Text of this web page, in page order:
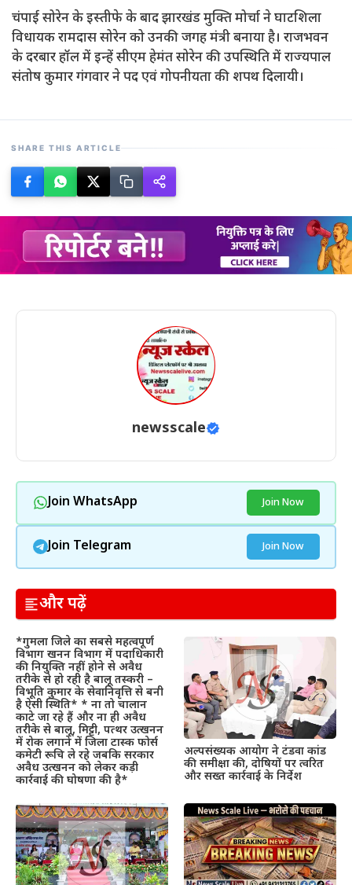
चंपाई सोरेन के इस्तीफे के बाद झारखंड मुक्ति मोर्चा ने घाटशिला
विधायक रामदास सोरेन को उनकी जगह मंत्री बनाया है। राजभवन
के दरबार हॉल में इन्हें सीएम हेमंत सोरेन की उपस्थिति में राज्यपाल
संतोष कुमार गंगवार ने पद एवं गोपनीयता की शपथ दिलायी।
SHARE THIS ARTICLE
newsscale
Join WhatsApp Join Now
Join Telegram Join Now
और पढ़ें
*गुमला जिले का सबसे महत्वपूर्ण
विभाग खनन विभाग में पदाधिकारी
की नियुक्ति नहीं होने से अवैध
तरीके से हो रही है बालू तस्करी –
विभूति कुमार के सेवानिवृत्ति से बनी
है ऐसी स्थिति* * ना तो चालान
काटे जा रहे हैं और ना ही अवैध
तरीके से बालू, मिट्टी, पत्थर उत्खनन
में रोक लगाने में जिला टास्क फोर्स
कमेटी रूचि ले रहे जबकि सरकार
अवैध उत्खनन को लेकर कड़ी
कार्रवाई की घोषणा की है*
अल्पसंख्यक आयोग ने टंडवा कांड
की समीक्षा की, दोषियों पर त्वरित
और सख्त कार्रवाई के निर्देश